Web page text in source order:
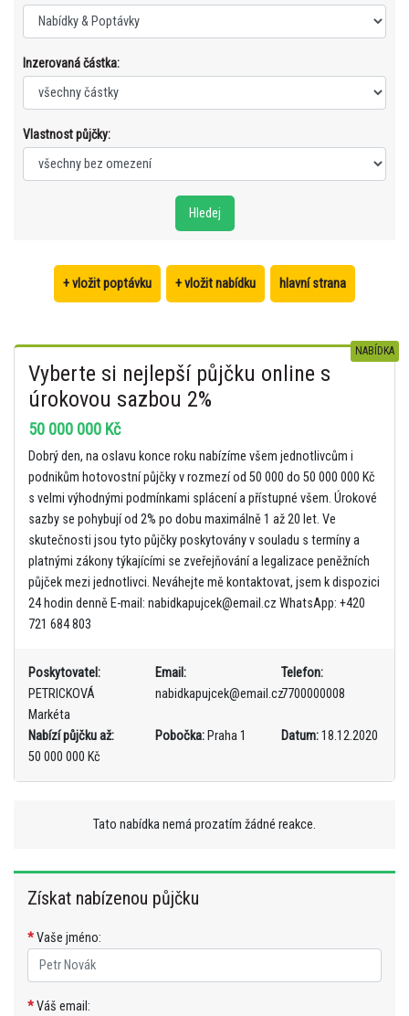
Inzerovaná částka:
Vlastnost půjčky:
+ vložit poptávku + vložit nabídku hlavní strana
NABÍDKA
Vyberte si nejlepší půjčku online s
úrokovou sazbou 2%
50 000 000 Kč
Dobrý den, na oslavu konce roku nabízíme všem jednotlivcům i
podnikům hotovostní půjčky v rozmezí od 50 000 do 50 000 000 Kč
s velmi výhodnými podmínkami splácení a přístupné všem. Úrokové
sazby se pohybují od 2% po dobu maximálně 1 až 20 let. Ve
skutečnosti jsou tyto půjčky poskytovány v souladu s termíny a
platnými zákony týkajícími se zveřejňování a legalizace peněžních
půjček mezi jednotlivci. Neváhejte mě kontaktovat, jsem k dispozici
24 hodin denně E-mail: nabidkapujcek@email.cz WhatsApp: +420
721 684 803
Poskytovatel:
PETRICKOVÁ
Markéta
Email:
nabidkapujcek@email.cz
Telefon:
7700000008
Nabízí půjčku až:
50 000 000 Kč
Pobočka:Praha 1 Datum:18.12.2020
Tato nabídka nemá prozatím žádné reakce.
Získat nabízenou půjčku
*Vaše jméno:
*Váš email: